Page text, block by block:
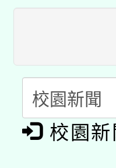
本館辦
暨閱
科技
礎課程
A3數
「數位
pilot」
有關
校園新